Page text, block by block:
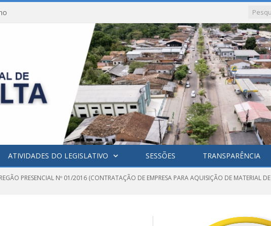
ATIVIDADES DO LEGISLATIVO SESSÕES TRANSPARÊNCIA
PRESENCIAL Nº 01/2016 (CONTRATAÇÃO DE EMPRESA PARA AQUISIÇÃO DE MATERIAL DE